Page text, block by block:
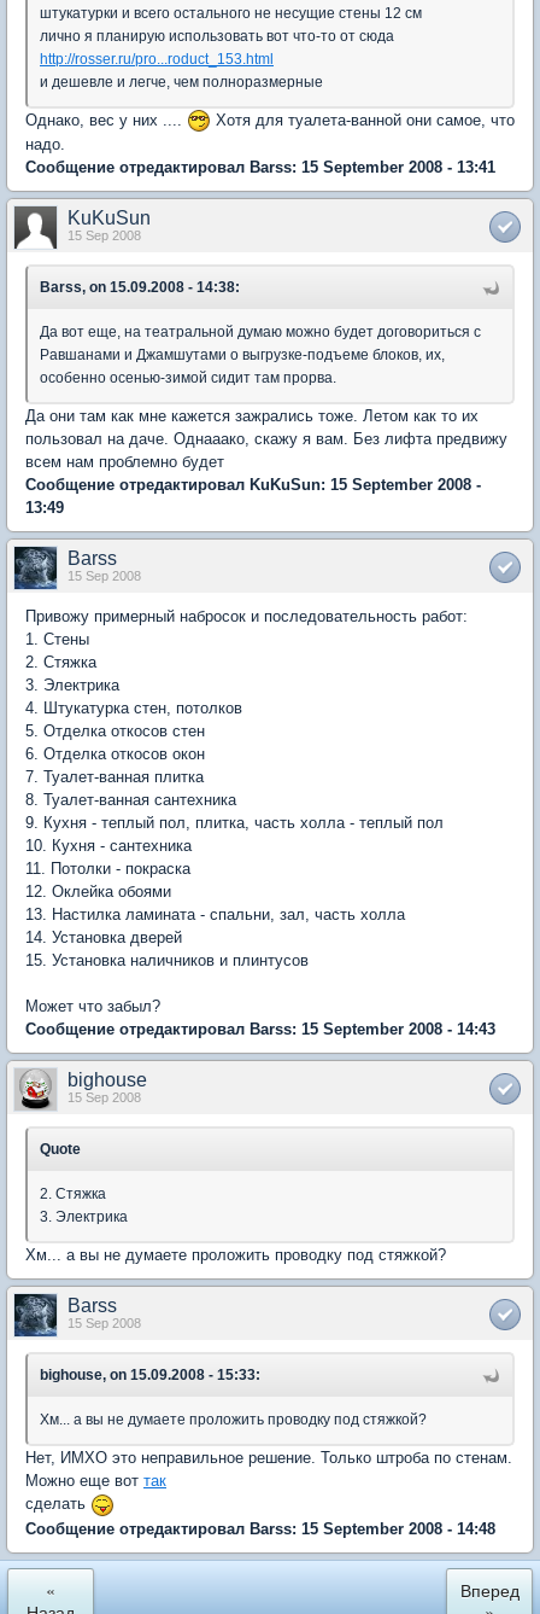
штукатурки и всего остального не несущие стены 12 см
лично я планирую использовать вот что-то от сюда
http://rosser.ru/pro...roduct_153.html
и дешевле и легче, чем полноразмерные
Однако, вес у них ....
Хотя для туалета-ванной они самое, что
надо.
Сообщение отредактировал Barss: 15 September 2008 - 13:41
KuKuSun
15 Sep 2008
Barss, on 15.09.2008 - 14:38:
Да вот еще, на театральной думаю можно будет договориться с
Равшанами и Джамшутами о выгрузке-подъеме блоков, их,
особенно осенью-зимой сидит там прорва.
Да они там как мне кажется зажрались тоже. Летом как то их
пользовал на даче. Однааако, скажу я вам. Без лифта предвижу
всем нам проблемно будет
Сообщение отредактировал KuKuSun: 15 September 2008 -
13:49
Barss
15 Sep 2008
Привожу примерный набросок и последовательность работ:
1. Стены
2. Стяжка
3. Электрика
4. Штукатурка стен, потолков
5. Отделка откосов стен
6. Отделка откосов окон
7. Туалет-ванная плитка
8. Туалет-ванная сантехника
9. Кухня - теплый пол, плитка, часть холла - теплый пол
10. Кухня - сантехника
11. Потолки - покраска
12. Оклейка обоями
13. Настилка ламината - спальни, зал, часть холла
14. Установка дверей
15. Установка наличников и плинтусов
Может что забыл?
Сообщение отредактировал Barss: 15 September 2008 - 14:43
bighouse
15 Sep 2008
Quote
2. Стяжка
3. Электрика
Хм... а вы не думаете проложить проводку под стяжкой?
Barss
15 Sep 2008
bighouse, on 15.09.2008 - 15:33:
Хм... а вы не думаете проложить проводку под стяжкой?
Нет, ИМХО это неправильное решение. Только штроба по стенам.
Можно еще вот так
сделать
Сообщение отредактировал Barss: 15 September 2008 - 14:48
«
Вперед